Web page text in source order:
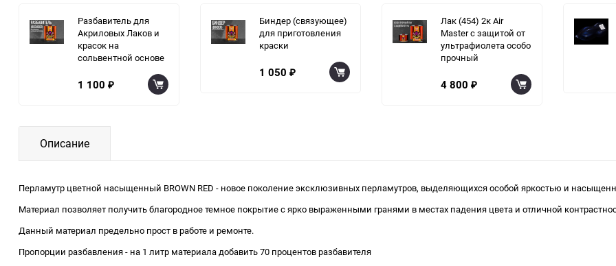
Разбавитель для
Акриловых Лаков и
красок на
сольвентной основе
1 100 ₽
Биндер (связующее)
для приготовления
краски
1 050 ₽
Лак (454) 2к Air
Master с защитой от
ультрафиолета особо
прочный
4 800 ₽
Описание
Перламутр цветной насыщенный BROWN RED - новое поколение эксклюзивных перламутров, выделяющихся особой яркостью и
Материал позволяет получить благородное темное покрытие с ярко выраженными гранями в местах падения цвета и отличной
Данный материал предельно прост в работе и ремонте.
Пропорции разбавления - на 1 литр материала добавить 70 процентов разбавителя